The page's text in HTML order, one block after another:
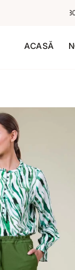
neredus, -30%
ACASĂ